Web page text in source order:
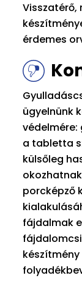
érdemes
ügyelnünk
a tabletta
külsőleg
porcképző
fájdalmak